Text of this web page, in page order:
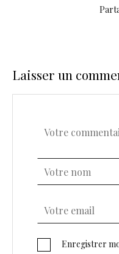
Laisser un
Enregistrer